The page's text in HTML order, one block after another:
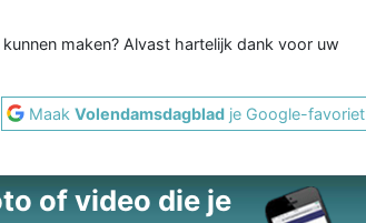
maken? Alvast hartelijk dank voor uw
MaakVolendamsdagblad je Google-favoriet
of video die je